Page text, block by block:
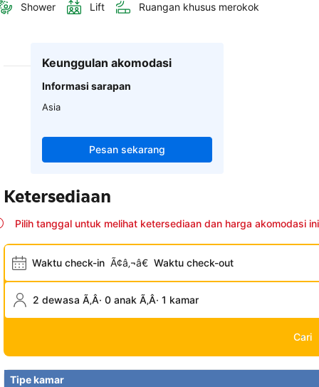
Shower Lift Ruangan khusus merokok
Keunggulan akomodasi
Informasi sarapan
Asia
Pesan sekarang
Ketersediaan
Pilih tanggal untuk melihat ketersediaan dan harga akomodasi ini
Waktu check-in Ã¢â‚¬â€ Waktu check-out
2 dewasa Ã‚Â· 0 anak Ã‚Â· 1 kamar
Cari
Tipe kamar